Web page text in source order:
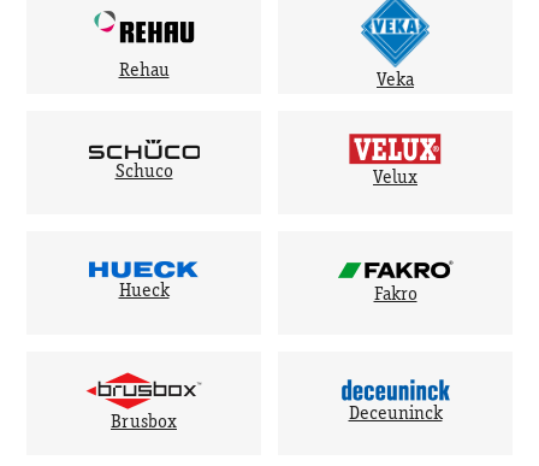
Rehau
Veka
Schuco Velux
Hueck Fakro
Brusbox Deceuninck